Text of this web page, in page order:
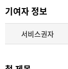
기여자 정보
서비스권자